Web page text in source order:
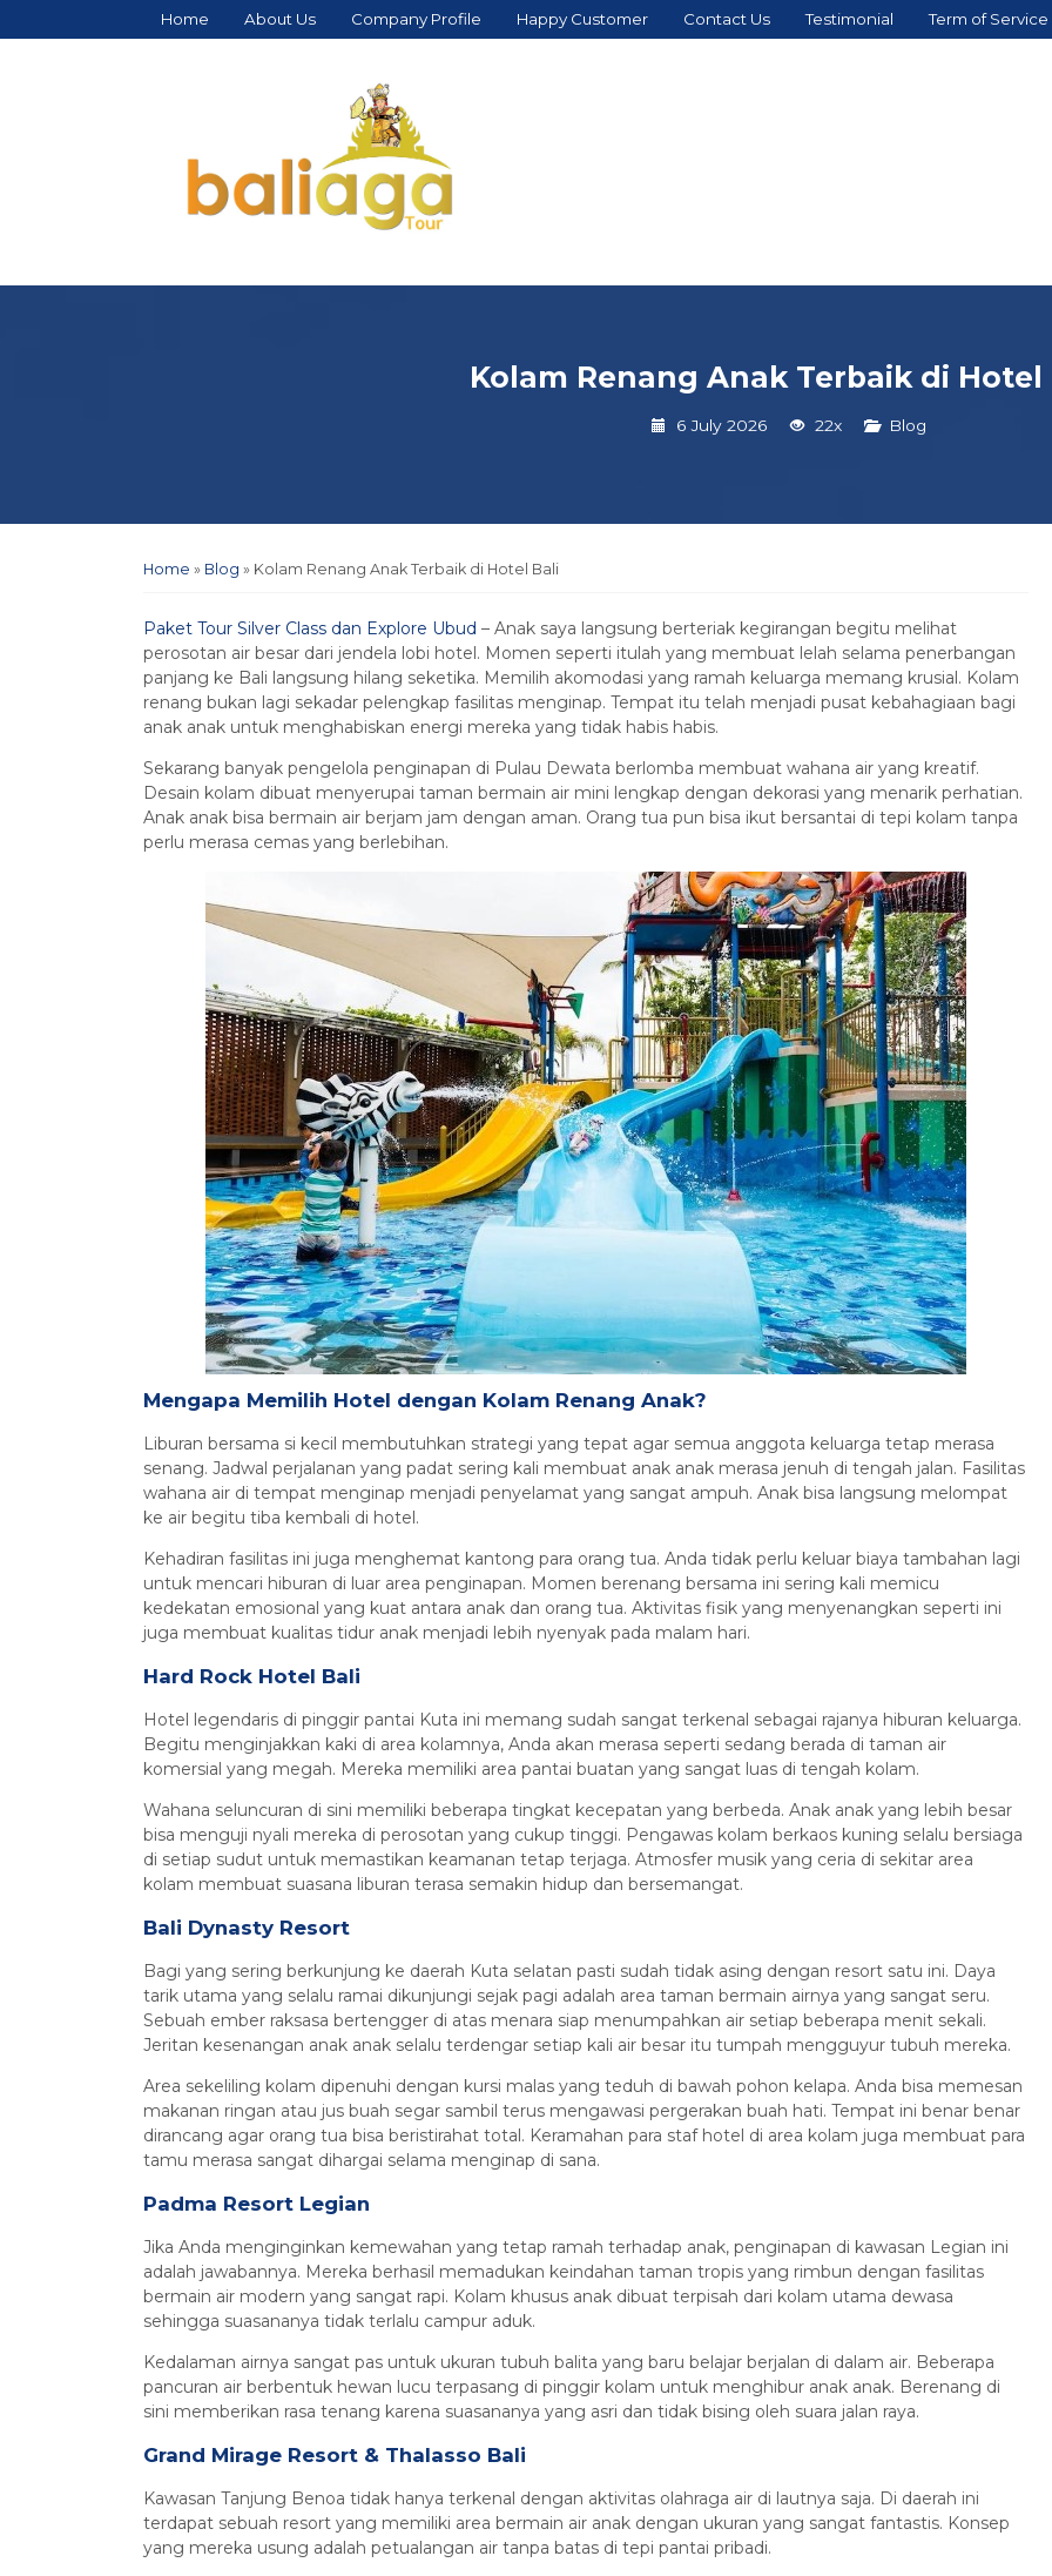
Home About Us Company Profile Happy Customer Contact Us Testimonial Term of Service
Kolam Renang Anak Terbaik di Hotel
6 July 2026 22x Blog
Home » Blog » Kolam Renang Anak Terbaik di Hotel Bali
Paket Tour Silver Class dan Explore Ubud – Anak saya langsung berteriak kegirangan begitu melihat
perosotan air besar dari jendela lobi hotel. Momen seperti itulah yang membuat lelah selama penerbangan
panjang ke Bali langsung hilang seketika. Memilih akomodasi yang ramah keluarga memang krusial. Kolam
renang bukan lagi sekadar pelengkap fasilitas menginap. Tempat itu telah menjadi pusat kebahagiaan bagi
anak anak untuk menghabiskan energi mereka yang tidak habis habis.
Sekarang banyak pengelola penginapan di Pulau Dewata berlomba membuat wahana air yang kreatif.
Desain kolam dibuat menyerupai taman bermain air mini lengkap dengan dekorasi yang menarik perhatian.
Anak anak bisa bermain air berjam jam dengan aman. Orang tua pun bisa ikut bersantai di tepi kolam tanpa
perlu merasa cemas yang berlebihan.
Mengapa Memilih Hotel dengan Kolam Renang Anak?
Liburan bersama si kecil membutuhkan strategi yang tepat agar semua anggota keluarga tetap merasa
senang. Jadwal perjalanan yang padat sering kali membuat anak anak merasa jenuh di tengah jalan. Fasilitas
wahana air di tempat menginap menjadi penyelamat yang sangat ampuh. Anak bisa langsung melompat
ke air begitu tiba kembali di hotel.
Kehadiran fasilitas ini juga menghemat kantong para orang tua. Anda tidak perlu keluar biaya tambahan lagi
untuk mencari hiburan di luar area penginapan. Momen berenang bersama ini sering kali memicu
kedekatan emosional yang kuat antara anak dan orang tua. Aktivitas fisik yang menyenangkan seperti ini
juga membuat kualitas tidur anak menjadi lebih nyenyak pada malam hari.
Hard Rock Hotel Bali
Hotel legendaris di pinggir pantai Kuta ini memang sudah sangat terkenal sebagai rajanya hiburan keluarga.
Begitu menginjakkan kaki di area kolamnya, Anda akan merasa seperti sedang berada di taman air
komersial yang megah. Mereka memiliki area pantai buatan yang sangat luas di tengah kolam.
Wahana seluncuran di sini memiliki beberapa tingkat kecepatan yang berbeda. Anak anak yang lebih besar
bisa menguji nyali mereka di perosotan yang cukup tinggi. Pengawas kolam berkaos kuning selalu bersiaga
di setiap sudut untuk memastikan keamanan tetap terjaga. Atmosfer musik yang ceria di sekitar area
kolam membuat suasana liburan terasa semakin hidup dan bersemangat.
Bali Dynasty Resort
Bagi yang sering berkunjung ke daerah Kuta selatan pasti sudah tidak asing dengan resort satu ini. Daya
tarik utama yang selalu ramai dikunjungi sejak pagi adalah area taman bermain airnya yang sangat seru.
Sebuah ember raksasa bertengger di atas menara siap menumpahkan air setiap beberapa menit sekali.
Jeritan kesenangan anak anak selalu terdengar setiap kali air besar itu tumpah mengguyur tubuh mereka.
Area sekeliling kolam dipenuhi dengan kursi malas yang teduh di bawah pohon kelapa. Anda bisa memesan
makanan ringan atau jus buah segar sambil terus mengawasi pergerakan buah hati. Tempat ini benar benar
dirancang agar orang tua bisa beristirahat total. Keramahan para staf hotel di area kolam juga membuat para
tamu merasa sangat dihargai selama menginap di sana.
Padma Resort Legian
Jika Anda menginginkan kemewahan yang tetap ramah terhadap anak, penginapan di kawasan Legian ini
adalah jawabannya. Mereka berhasil memadukan keindahan taman tropis yang rimbun dengan fasilitas
bermain air modern yang sangat rapi. Kolam khusus anak dibuat terpisah dari kolam utama dewasa
sehingga suasananya tidak terlalu campur aduk.
Kedalaman airnya sangat pas untuk ukuran tubuh balita yang baru belajar berjalan di dalam air. Beberapa
pancuran air berbentuk hewan lucu terpasang di pinggir kolam untuk menghibur anak anak. Berenang di
sini memberikan rasa tenang karena suasananya yang asri dan tidak bising oleh suara jalan raya.
Grand Mirage Resort & Thalasso Bali
Kawasan Tanjung Benoa tidak hanya terkenal dengan aktivitas olahraga air di lautnya saja. Di daerah ini
terdapat sebuah resort yang memiliki area bermain air anak dengan ukuran yang sangat fantastis. Konsep
yang mereka usung adalah petualangan air tanpa batas di tepi pantai pribadi.
Paket Tour GWK Cultural Park
Bali 6 Jam
*Mulai Rp 870.000 / pax